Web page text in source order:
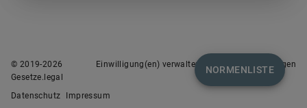
NORMENLISTE
© 2019-2026
Gesetze.legal
Einwilligung(en) verwalten Nutzungsbedingungen
Datenschutz Impressum